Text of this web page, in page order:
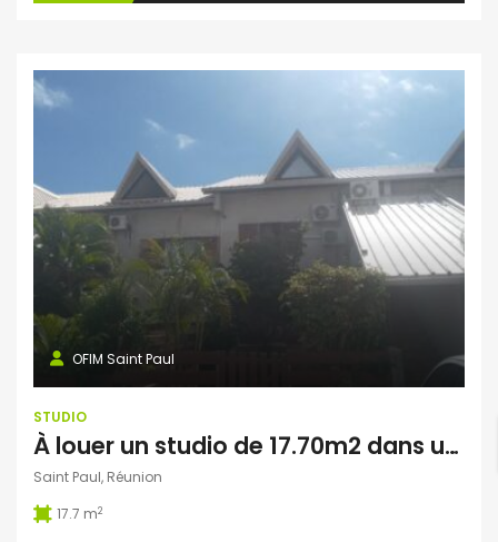
OFIM Saint Paul
STUDIO
À louer un studio de 17.70m2 dans une résidence à Cambaie Saint Paul
Saint Paul, Réunion
17.7 m2